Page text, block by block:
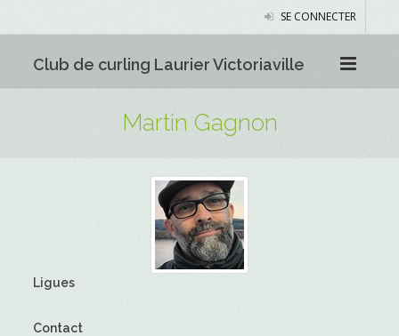
SE CONNECTER
Club de curling Laurier Victoriaville
Martin Gagnon
Ligues
Contact